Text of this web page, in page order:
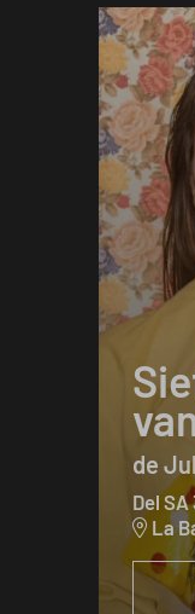
de
Del
La